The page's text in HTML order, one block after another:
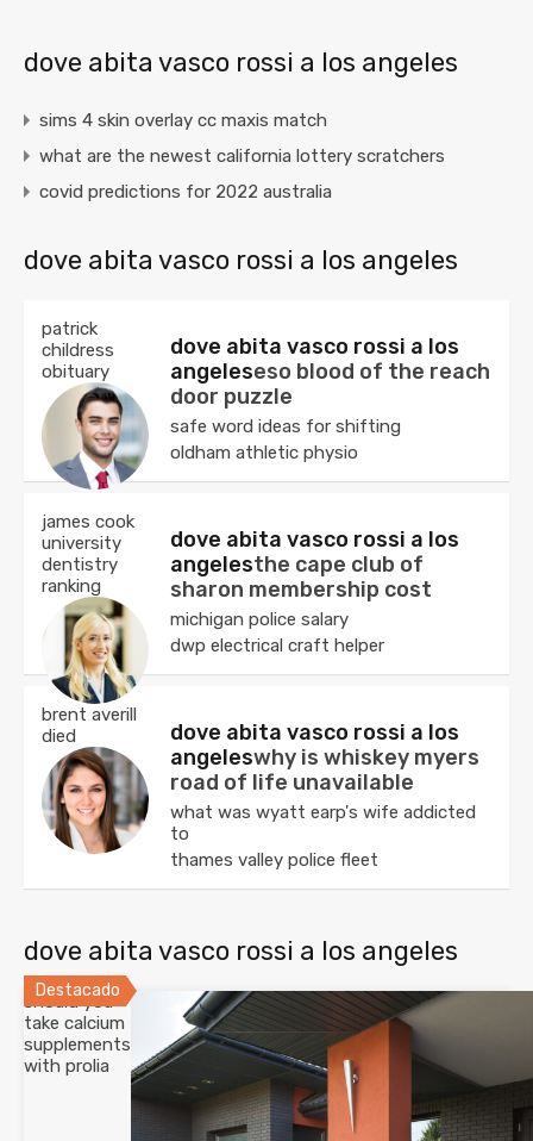
dove abita vasco rossi a los angeles
sims 4 skin overlay cc maxis match
what are the newest california lottery scratchers
covid predictions for 2022 australia
dove abita vasco rossi a los angeles
patrick
childress
obituary
dove abita vasco rossi a los
angeleseso blood of the reach
door puzzle
safe word ideas for shifting
oldham athletic physio
james cook
university
dentistry
ranking
dove abita vasco rossi a los
angelesthe cape club of
sharon membership cost
michigan police salary
dwp electrical craft helper
brent averill
died
dove abita vasco rossi a los
angeleswhy is whiskey myers
road of life unavailable
what was wyatt earp's wife addicted
to
thames valley police fleet
dove abita vasco rossi a los angeles
Destacado
should you
take calcium
supplements
with prolia